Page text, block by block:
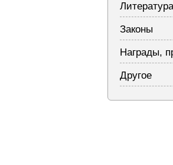
Законы
Награды,
Другое